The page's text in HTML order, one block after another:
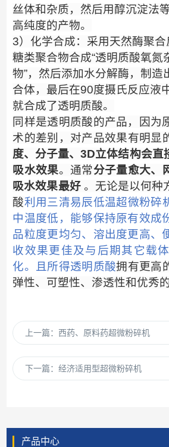
丝体和杂质，然后用醇沉淀法
高纯度的产物。
3）化学合成：采用天然酶聚合
糖类聚合物合成“透明质酸氧氮
物”，然后添加水分解酶，制造
合体，最后在90度摄氏反应液
就合成了透明质酸。
同样是透明质酸的产品，因为
术的差别，对产品效果有明显
度、分子量、3D立体结构会直
吸水效果。通常分子量愈大、
吸水效果最好 。 无论是以何种
酸利用三清易辰低温超微粉碎
中温度低，能够保持原有效成
品粒度更均匀、溶出度更高、
收效果更佳及与后期其它载
化。且所得透明质酸拥有更高
弹性、可塑性、渗透性和优秀
上一篇：西药、原料药超微粉碎机
下一篇：经济适用型超微粉碎机
产品中心